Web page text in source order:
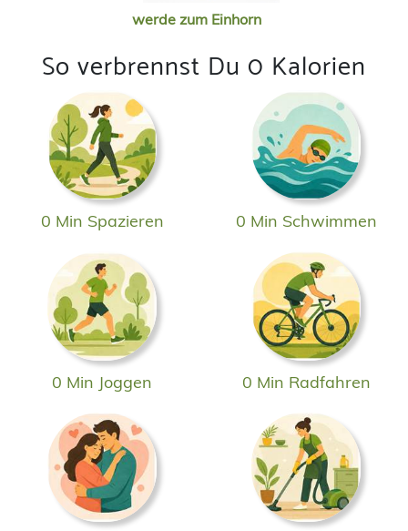
werde zum Einhorn
So verbrennst Du 0 Kalorien
0 Min Spazieren 0 Min Schwimmen
0 Min Joggen 0 Min Radfahren